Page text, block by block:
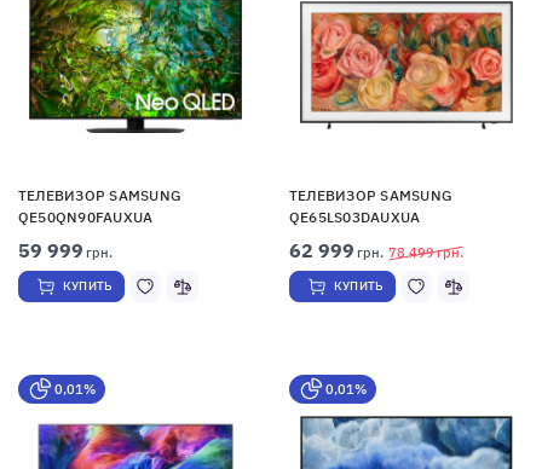
ТЕЛЕВИЗОР SAMSUNG
QE50QN90FAUXUA
59 999 грн.
КУПИТЬ
ТЕЛЕВИЗОР SAMSUNG
QE65LS03DAUXUA
78 499грн.
62 999 грн.
КУПИТЬ
0,01% 0,01%